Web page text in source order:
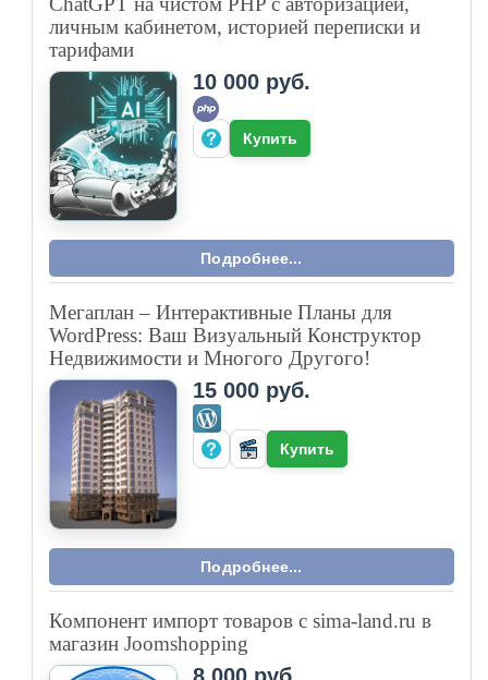
личным кабинетом, историей переписки и
тарифами
10 000 руб.
Купить
Подробнее...
Мегаплан – Интерактивные Планы для
WordPress: Ваш Визуальный Конструктор
Недвижимости и Многого Другого!
15 000 руб.
Купить
Подробнее...
Компонент импорт товаров с sima-land.ru в
магазин Joomshopping